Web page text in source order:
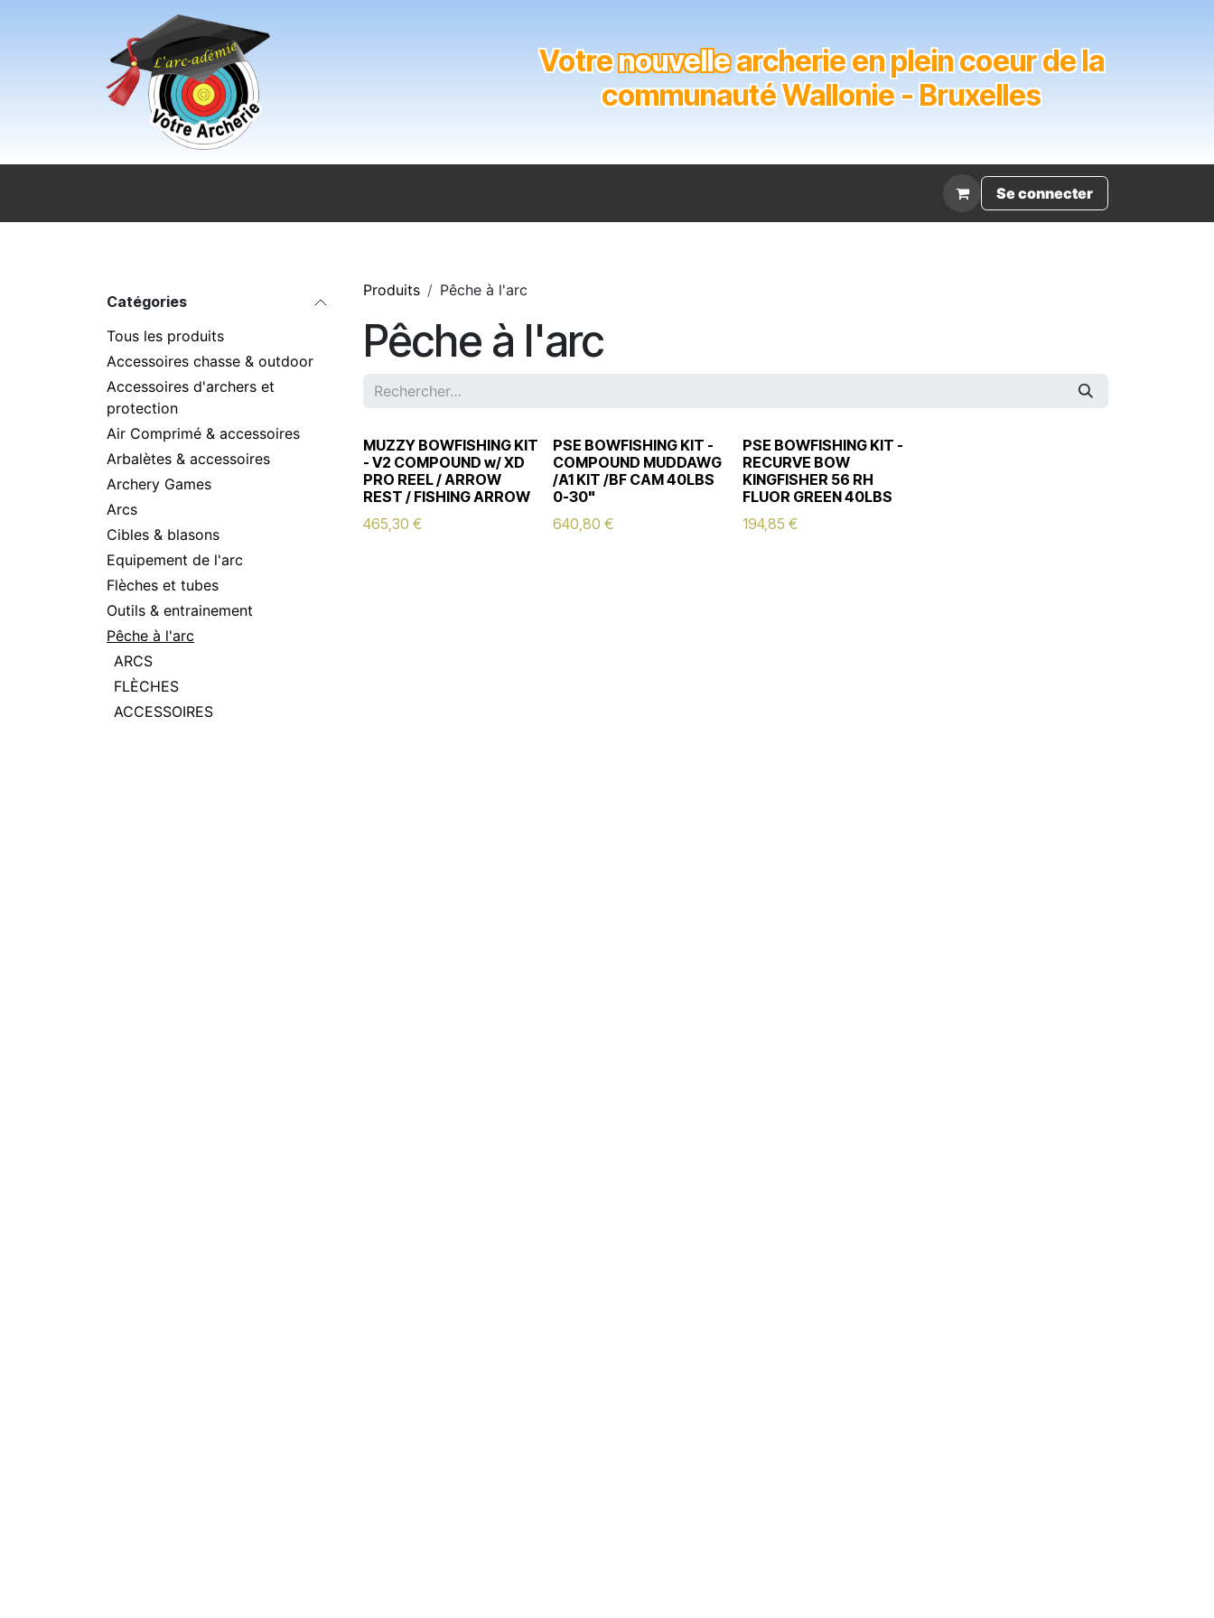
Votrenouvellearcherie en plein coeur de la
communauté Wallonie - Bruxelles
Se connecter
Catégories
Tous les produits
Accessoires chasse & outdoor
Accessoires d'archers et
protection
Air Comprimé & accessoires
Arbalètes & accessoires
Archery Games
Arcs
Cibles & blasons
Equipement de l'arc
Flèches et tubes
Outils & entrainement
Pêche à l'arc
ARCS
FLÈCHES
ACCESSOIRES
Produits Pêche à l'arc
Pêche à l'arc
MUZZY BOWFISHING KIT
- V2 COMPOUND w/ XD
PRO REEL / ARROW
REST / FISHING ARROW
465,30 €
PSE BOWFISHING KIT -
COMPOUND MUDDAWG
/A1 KIT /BF CAM 40LBS
0-30"
640,80 €
PSE BOWFISHING KIT -
RECURVE BOW
KINGFISHER 56 RH
FLUOR GREEN 40LBS
194,85 €